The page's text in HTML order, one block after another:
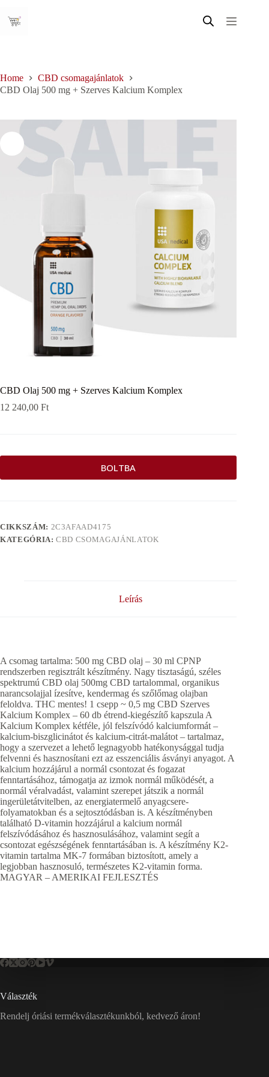
content
Home
CBD csomagajánlatok
CBD Olaj 500 mg + Szerves Kalcium Komplex
CBD Olaj 500 mg + Szerves Kalcium Komplex
12 240,00 Ft
BOLTBA
CIKKSZÁM: 2C3AFAAD4175
KATEGÓRIA:CBD CSOMAGAJÁNLATOK
Leírás
A csomag tartalma: 500 mg CBD olaj – 30 ml CPNP
rendszerben regisztrált készítmény. Nagy tisztaságú, széles
spektrumú CBD olaj 500mg CBD tartalommal, organikus
narancsolajjal ízesítve, kendermag és szőlőmag olajban
feloldva. THC mentes! 1 csepp ~ 0,5 mg CBD Szerves
Kalcium Komplex – 60 db étrend-kiegészítő kapszula A
Kalcium Komplex kétféle, jól felszívódó kalciumformát –
kalcium-biszglicinátot és kalcium-citrát-malátot – tartalmaz,
hogy a szervezet a lehető legnagyobb hatékonysággal tudja
felvenni és hasznosítani ezt az esszenciális ásványi anyagot. A
kalcium hozzájárul a normál csontozat és fogazat
fenntartásához, támogatja az izmok normál működését, a
normál véralvadást, valamint szerepet játszik a normál
ingerületátvitelben, az energiatermelő anyagcsere-
folyamatokban és a sejtosztódásban is. A készítményben
található D-vitamin hozzájárul a kalcium normál
felszívódásához és hasznosulásához, valamint segít a
csontozat egészségének fenntartásában is. A készítmény K2-
vitamin tartalma MK-7 formában biztosított, amely a
legjobban hasznosuló, természetes K2-vitamin forma.
MAGYAR – AMERIKAI FEJLESZTÉS
Választék
Rendelj óriási termékválasztékunkból, kedvező áron!